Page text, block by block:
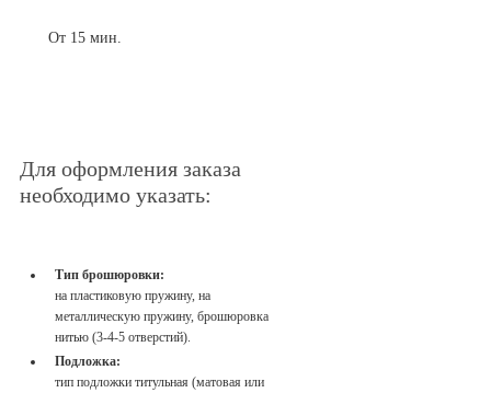
От 15 мин.
Для оформления заказа
необходимо указать:
Тип брошюровки:
на пластиковую пружину, на
металлическую пружину, брошюровка
нитью (3-4-5 отверстий).
Подложка:
тип подложки титульная (матовая или